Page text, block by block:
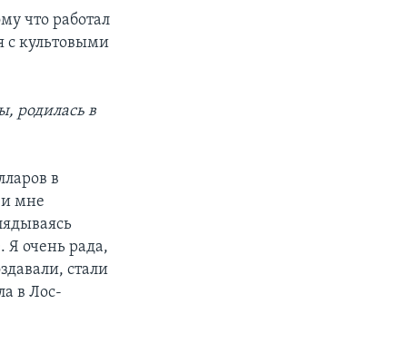
что работал
с культовыми
родилась в
в
мне
Я очень рада,
стали
в Лос-